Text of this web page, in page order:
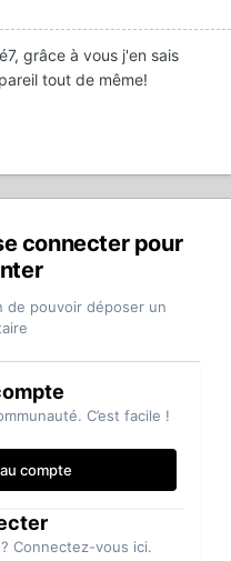
grâce à vous j'en sais
tout de même!
connecter pour
de pouvoir déposer un
C’est facile !
compte
Connectez-vous ici.